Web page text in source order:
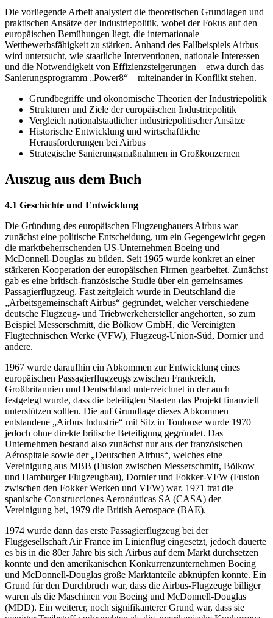
Die vorliegende Arbeit analysiert die theoretischen Grundlagen und
praktischen Ansätze der Industriepolitik, wobei der Fokus auf den
europäischen Bemühungen liegt, die internationale
Wettbewerbsfähigkeit zu stärken. Anhand des Fallbeispiels Airbus
wird untersucht, wie staatliche Interventionen, nationale Interessen
und die Notwendigkeit von Effizienzsteigerungen – etwa durch das
Sanierungsprogramm „Power8“ – miteinander in Konflikt stehen.
Grundbegriffe und ökonomische Theorien der Industriepolitik
Strukturen und Ziele der europäischen Industriepolitik
Vergleich nationalstaatlicher industriepolitischer Ansätze
Historische Entwicklung und wirtschaftliche
Herausforderungen bei Airbus
Strategische Sanierungsmaßnahmen in Großkonzernen
Auszug aus dem Buch
4.1 Geschichte und Entwicklung
Die Gründung des europäischen Flugzeugbauers Airbus war
zunächst eine politische Entscheidung, um ein Gegengewicht gegen
die marktbeherrschenden US-Unternehmen Boeing und
McDonnell-Douglas zu bilden. Seit 1965 wurde konkret an einer
stärkeren Kooperation der europäischen Firmen gearbeitet. Zunächst
gab es eine britisch-französische Studie über ein gemeinsames
Passagierflugzeug. Fast zeitgleich wurde in Deutschland die
„Arbeitsgemeinschaft Airbus“ gegründet, welcher verschiedene
deutsche Flugzeug- und Triebwerkehersteller angehörten, so zum
Beispiel Messerschmitt, die Bölkow GmbH, die Vereinigten
Flugtechnischen Werke (VFW), Flugzeug-Union-Süd, Dornier und
andere.
1967 wurde daraufhin ein Abkommen zur Entwicklung eines
europäischen Passagierflugzeugs zwischen Frankreich,
Großbritannien und Deutschland unterzeichnet in der auch
festgelegt wurde, dass die beteiligten Staaten das Projekt finanziell
unterstützen sollten. Die auf Grundlage dieses Abkommen
entstandene „Airbus Industrie“ mit Sitz in Toulouse wurde 1970
jedoch ohne direkte britische Beteiligung gegründet. Das
Unternehmen bestand also zunächst nur aus der französischen
Aérospitale sowie der „Deutschen Airbus“, welches eine
Vereinigung aus MBB (Fusion zwischen Messerschmitt, Bölkow
und Hamburger Flugzeugbau), Dornier und Fokker-VFW (Fusion
zwischen den Fokker Werken und VFW) war. 1971 trat die
spanische Construcciones Aeronáuticas SA (CASA) der
Vereinigung bei, 1979 die British Aerospace (BAE).
1974 wurde dann das erste Passagierflugzeug bei der
Fluggesellschaft Air France im Linienflug eingesetzt, jedoch dauerte
es bis in die 80er Jahre bis sich Airbus auf dem Markt durchsetzen
konnte und den amerikanischen Konkurrenzunternehmen Boeing
und McDonnell-Douglas große Marktanteile abknüpfen konnte. Ein
Grund für den Durchbruch war, dass die Airbus-Flugzeuge billiger
waren als die Maschinen von Boeing und McDonnell-Douglas
(MDD). Ein weiterer, noch signifikanterer Grund war, dass sie